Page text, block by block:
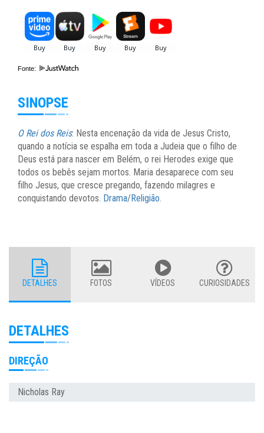
Fonte:
SINOPSE
O Rei dos Reis: Nesta encenação da vida de Jesus Cristo,
quando a notícia se espalha em toda a Judeia que o filho de
Deus está para nascer em Belém, o rei Herodes exige que
todos os bebês sejam mortos. Maria desaparece com seu
filho Jesus, que cresce pregando, fazendo milagres e
conquistando devotos. Drama/Religião.
DETALHES FOTOS VÍDEOS CURIOSIDADES
DETALHES
DIREÇÃO
Nicholas Ray